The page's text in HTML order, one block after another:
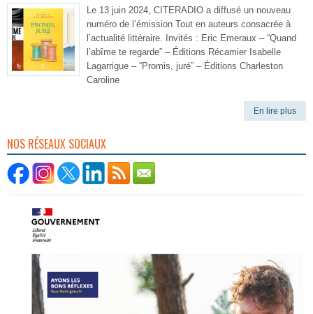
Le 13 juin 2024, CITERADIO a diffusé un nouveau
numéro de l’émission Tout en auteurs consacrée à
l’actualité littéraire. Invités : Eric Emeraux – “Quand
l’abîme te regarde” – Éditions Récamier Isabelle
Lagarrigue – “Promis, juré” – Éditions Charleston
Caroline
En lire plus
NOS RÉSEAUX SOCIAUX